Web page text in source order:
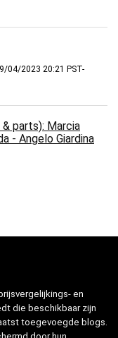
04/2023 20:21 PST-
parts): Marcia
- Angelo Giardina
en
die beschikbaar zijn
toegevoegde blogs.